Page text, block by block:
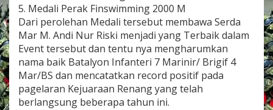
R
M
E
N
G
G
L
A
D
5. Medali Perak Finswimming 2000 M
Dari perolehan Medali tersebut membawa Serda
Mar M. Andi Nur Riski menjadi yang Terbaik dalam
Event tersebut dan tentu nya mengharumkan
nama baik Batalyon Infanteri 7 Marinir/ Brigif 4
Mar/BS dan mencatatkan record positif pada
pagelaran Kejuaraan Renang yang telah
berlangsung beberapa tahun ini.